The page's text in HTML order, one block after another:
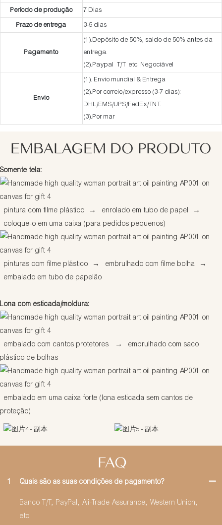
Período de produção
7 Dias
Prazo de entrega
3-5 dias
Pagamento
(1).Depósito de 50%, saldo de 50% antes da
entrega.
(2).Paypal T/T etc Negociável
Envio
(1). Envio mundial & Entrega
(2).Por correio/expresso (3-7 dias):
DHL/EMS/UPS/FedEx/TNT.
(3).Por mar
EMBALAGEM DO PRODUTO
Somente tela:
pintura com filme plástico → enrolado em tubo de papel
→
coloque-o em uma caixa (para pedidos pequenos)
pinturas com filme plástico → embrulhado com filme bolha
→
embalado em tubo de papelão
Lona com esticada/moldura:
embalado com cantos protetores →
embrulhado com saco
plástico de bolhas
embalado em uma caixa forte (lona esticada sem cantos de
proteção)
FAQ
1 Quais são as suas condições de pagamento?
Banco T/T, PayPal, Ali-Trade Assurance, Western Union,
etc.